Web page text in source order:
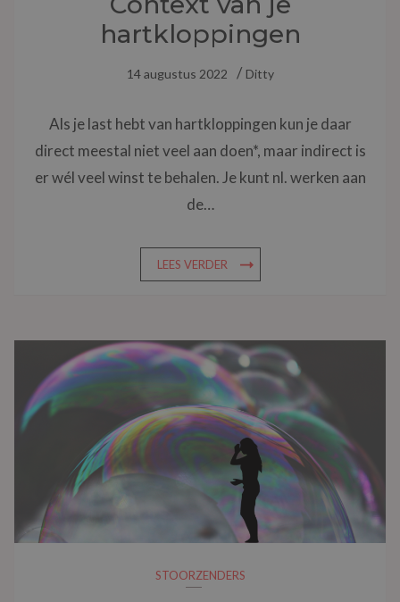
hartkloppingen
14 augustus 2022 Ditty
Als je last hebt van hartkloppingen kun je daar
direct meestal niet veel aan doen*, maar indirect is
er wél veel winst te behalen. Je kunt nl. werken aan
de…
LEES VERDER
STOORZENDERS